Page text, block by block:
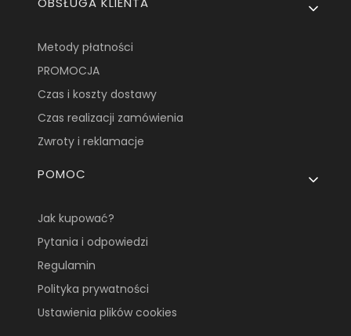
Metody płatności
PROMOCJA
Czas i koszty dostawy
Czas realizacji zamówienia
Zwroty i reklamacje
POMOC
Jak kupować?
Pytania i odpowiedzi
Regulamin
Polityka prywatności
Ustawienia plików cookies